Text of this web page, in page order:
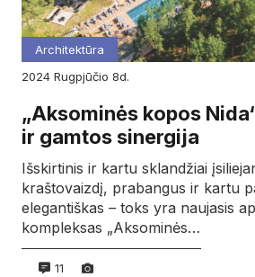
Architektūra
2024
rugpjūčio 8d.
„Aksominės kopos
ir gamtos sinergija
Išskirtinis ir kartu sklandžiai
kraštovaizdį, prabangus ir kartu
elegantiškas – toks yra naujasis
kompleksas „Aksominės…
11